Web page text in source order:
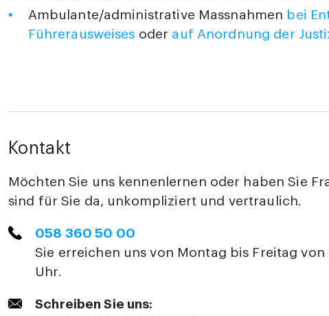
Ambulante/administrative Massnahmen bei
Führerausweises oder auf Anordnung der
Kontakt
Möchten Sie uns kennenlernen oder haben Sie
sind für Sie da, unkompliziert und vertraulich.
058 360 50 00
Sie erreichen uns von Montag bis Freitag von
Uhr.
Schreiben Sie uns: